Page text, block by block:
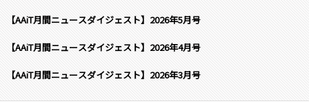
【AAiT月間ニュースダイジェスト】2026年5月号
【AAiT月間ニュースダイジェスト】2026年4月号
【AAiT月間ニュースダイジェスト】2026年3月号